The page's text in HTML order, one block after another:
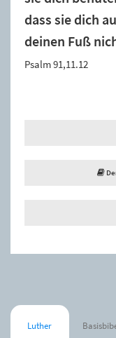
dass sie dich
deinen Fuß
Psalm 91,11.12
Luther